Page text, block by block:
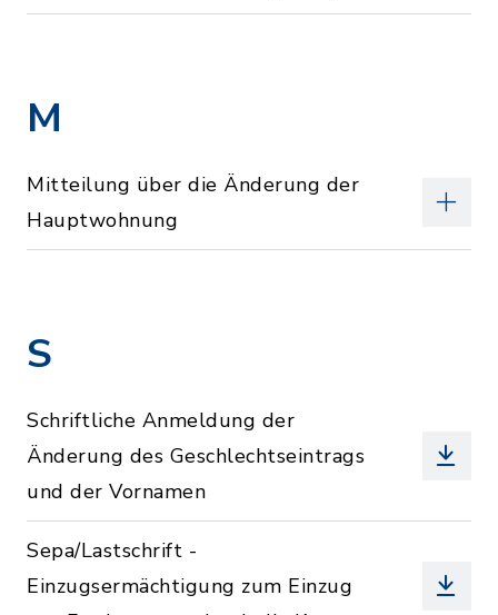
M
Mitteilung über die Änderung der
Hauptwohnung
S
Schriftliche Anmeldung der
Änderung des Geschlechtseintrags
und der Vornamen
Sepa/Lastschrift -
Einzugsermächtigung zum Einzug